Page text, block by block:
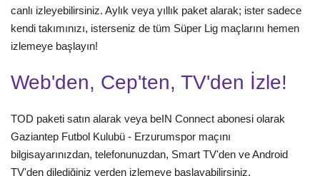
canlı izleyebilirsiniz. Aylık veya yıllık paket alarak; ister sadece
kendi takımınızı, isterseniz de tüm Süper Lig maçlarını hemen
izlemeye başlayın!
Web'den, Cep'ten, TV'den İzle!
TOD paketi satın alarak veya beIN Connect abonesi olarak
Gaziantep Futbol Kulubü - Erzurumspor maçını
bilgisayarınızdan, telefonunuzdan, Smart TV'den ve Android
TV'den dilediğiniz yerden izlemeye başlayabilirsiniz.